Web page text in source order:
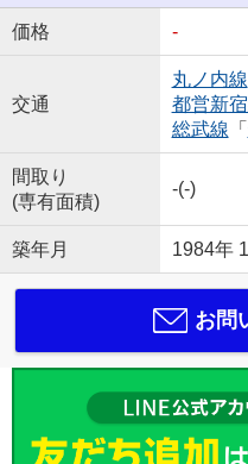
価格 -
交通
丸ノ内線
都営新
総武線 「
間取り
(専有面積)
-(-)
築年月 1984年
お問